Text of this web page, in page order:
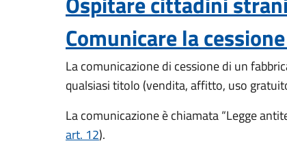
Comunicare la
La comunicazione di cessione di un
qualsiasi titolo (vendita, affitto, uso
La comunicazione è chiamata “Legge
art. 12).